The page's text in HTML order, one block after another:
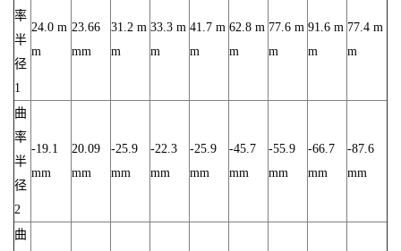
率
半
径
1
24.0 m
m
23.66
mm
31.2 m
m
33.3 m
m
41.7 m
m
62.8 m
m
77.6 m
m
91.6 m
m
77.4 m
m
曲
率
半
径
2
-19.1
mm
20.09
mm
-25.9
mm
-22.3
mm
-25.9
mm
-45.7
mm
-55.9
mm
-66.7
mm
-87.6
mm
曲